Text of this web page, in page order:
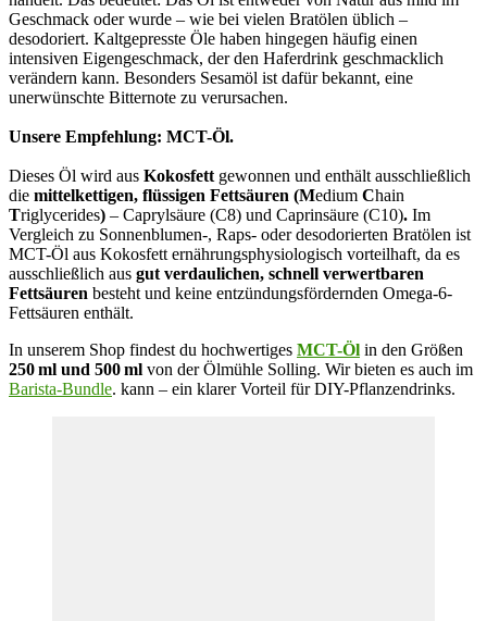
Geschmack oder wurde – wie bei vielen Bratölen üblich –
desodoriert. Kaltgepresste Öle haben hingegen häufig einen
intensiven Eigengeschmack, der den Haferdrink geschmacklich
verändern kann. Besonders Sesamöl ist dafür bekannt, eine
unerwünschte Bitternote zu verursachen.
Unsere Empfehlung: MCT-Öl.
Dieses Öl wird aus Kokosfett gewonnen und enthält ausschließlich
die mittelkettigen, flüssigen Fettsäuren (Medium Chain
Triglycerides) – Caprylsäure (C8) und Caprinsäure (C10). Im
Vergleich zu Sonnenblumen-, Raps- oder desodorierten Bratölen ist
MCT-Öl aus Kokosfett ernährungsphysiologisch vorteilhaft, da es
ausschließlich aus gut verdaulichen, schnell verwertbaren
Fettsäuren besteht und keine entzündungsfördernden Omega-6-
Fettsäuren enthält.
In unserem Shop findest du hochwertiges MCT-Öl in den Größen
250 ml und 500 ml von der Ölmühle Solling. Wir bieten es auch im
Barista-Bundle. kann – ein klarer Vorteil für DIY-Pflanzendrinks.